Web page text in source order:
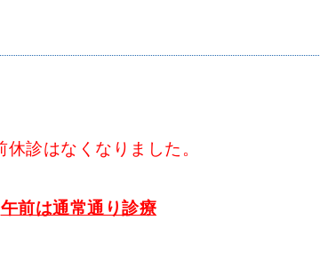
診はなくなりました。
午前は通常通り診療